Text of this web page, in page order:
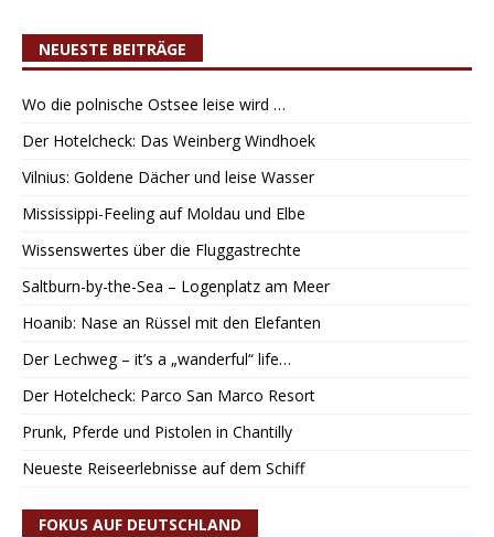
NEUESTE BEITRÄGE
Wo die polnische Ostsee leise wird …
Der Hotelcheck: Das Weinberg Windhoek
Vilnius: Goldene Dächer und leise Wasser
Mississippi-Feeling auf Moldau und Elbe
Wissenswertes über die Fluggastrechte
Saltburn-by-the-Sea – Logenplatz am Meer
Hoanib: Nase an Rüssel mit den Elefanten
Der Lechweg – it’s a „wanderful“ life…
Der Hotelcheck: Parco San Marco Resort
Prunk, Pferde und Pistolen in Chantilly
Neueste Reiseerlebnisse auf dem Schiff
FOKUS AUF DEUTSCHLAND